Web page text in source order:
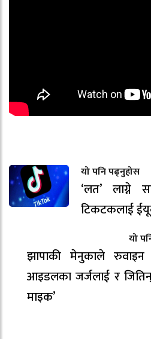
यो पनि पढ्नुहोस
‘लत’ लाग्ने
टिकटकलाई
यो
झापाकी मेनुकाले रुवाइन
आइडलका जर्जलाई र
माइक’